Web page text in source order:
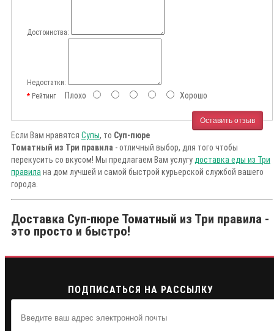
Достоинства:
Недостатки:
РейтингПлохо Хорошо
Оставить отзыв
Если Вам нравятся Супы, то Суп-пюре
Томатный из Три правила - отличный выбор, для того чтобы
перекусить со вкусом! Мы предлагаем Вам услугу доставка еды из Три
правила на дом лучшей и самой быстрой курьерской службой вашего
города.
Доставка Суп-пюре Томатный из Три правила -
это просто и быстро!
ПОДПИСАТЬСЯ НА РАССЫЛКУ